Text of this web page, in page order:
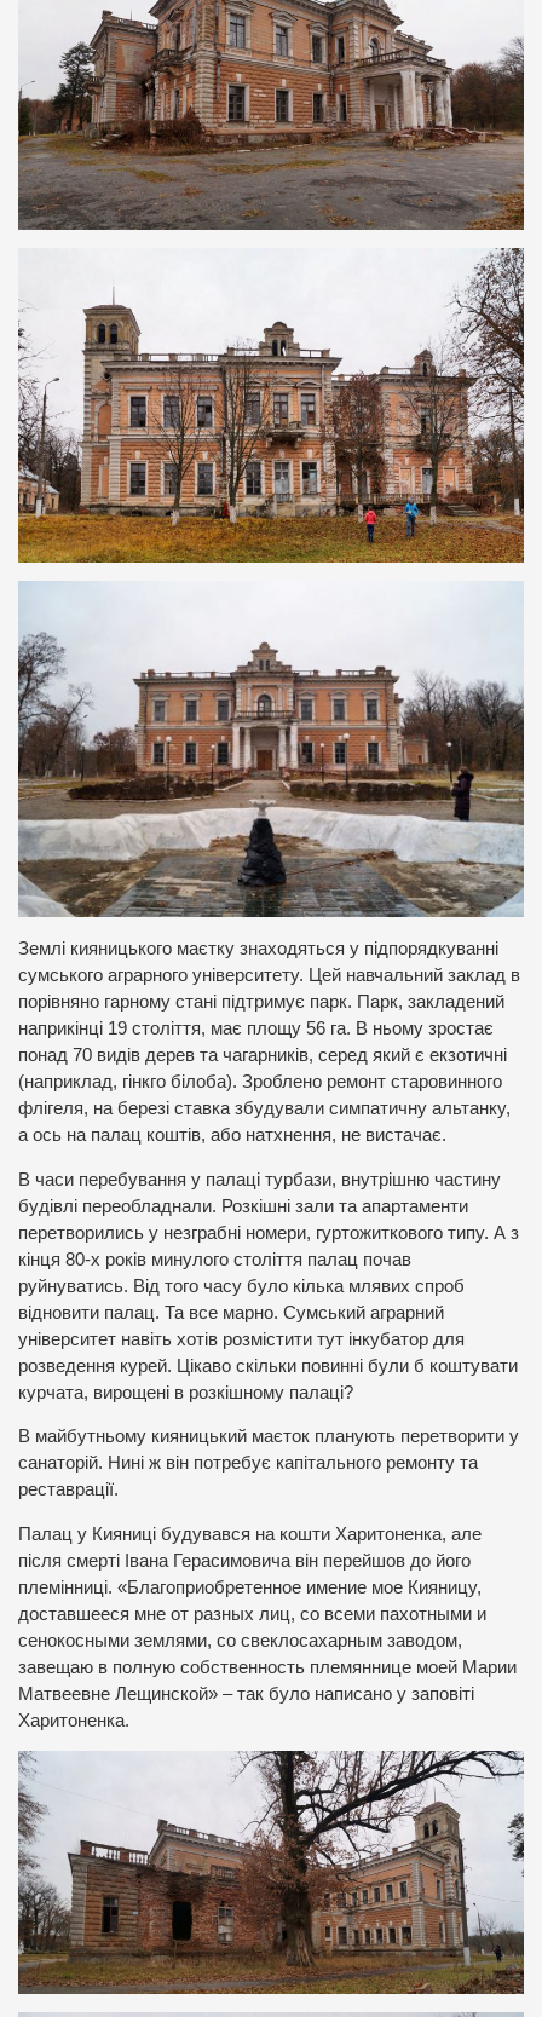
Землі кияницького маєтку знаходяться у підпорядкуванні
сумського аграрного університету. Цей навчальний заклад в
порівняно гарному стані підтримує парк. Парк, закладений
наприкінці 19 століття, має площу 56 га. В ньому зростає
понад 70 видів дерев та чагарників, серед який є екзотичні
(наприклад, гінкго білоба). Зроблено ремонт старовинного
флігеля, на березі ставка збудували симпатичну альтанку,
а ось на палац коштів, або натхнення, не вистачає.
В часи перебування у палаці турбази, внутрішню частину
будівлі переобладнали. Розкішні зали та апартаменти
перетворились у незграбні номери, гуртожиткового типу. А з
кінця 80-х років минулого століття палац почав
руйнуватись. Від того часу було кілька млявих спроб
відновити палац. Та все марно. Сумський аграрний
університет навіть хотів розмістити тут інкубатор для
розведення курей. Цікаво скільки повинні були б коштувати
курчата, вирощені в розкішному палаці?
В майбутньому кияницький маєток планують перетворити у
санаторій. Нині ж він потребує капітального ремонту та
реставрації.
Палац у Кияниці будувався на кошти Харитоненка, але
після смерті Івана Герасимовича він перейшов до його
племінниці. «Благоприобретенное имение мое Кияницу,
доставшееся мне от разных лиц, со всеми пахотными и
сенокосными землями, со свеклосахарным заводом,
завещаю в полную собственность племяннице моей Марии
Матвеевне Лещинской» – так було написано у заповіті
Харитоненка.